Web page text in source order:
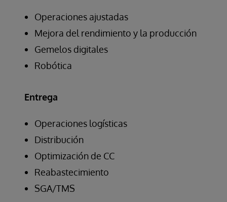
Operaciones ajustadas
Mejora del rendimiento y la producción
Gemelos digitales
Robótica
Entrega
Operaciones logísticas
Distribución
Optimización de CC
Reabastecimiento
SGA/TMS